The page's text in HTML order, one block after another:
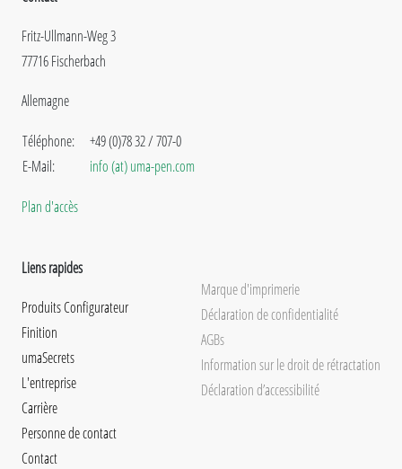
Fritz-Ullmann-Weg 3
77716 Fischerbach
Allemagne
Téléphone:
E-Mail:
+49 (0)78 32 / 707-0
info (at) uma-pen.com
Plan d'accès
Liens rapides
Produits Configurateur
Finition
umaSecrets
L'entreprise
Carrière
Personne de contact
Contact
Marque d'imprimerie
Déclaration de confidentialité
AGBs
Information sur le droit de rétractation
Déclaration d’accessibilité